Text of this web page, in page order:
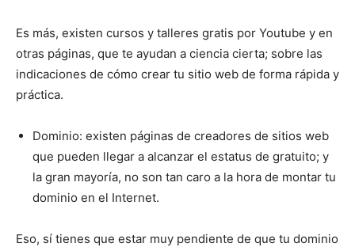
Es más, existen cursos y talleres gratis por Youtube y en
otras páginas, que te ayudan a ciencia cierta; sobre las
indicaciones de cómo crear tu sitio web de forma rápida y
práctica.
Dominio: existen páginas de creadores de sitios web
que pueden llegar a alcanzar el estatus de gratuito; y
la gran mayoría, no son tan caro a la hora de montar tu
dominio en el Internet.
Eso, sí tienes que estar muy pendiente de que tu dominio